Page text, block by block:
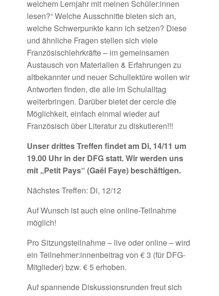
welchem Lernjahr mit meinen Schüler:innen
lesen?“ Welche Ausschnitte bieten sich an,
welche Schwerpunkte kann ich setzen? Diese
und ähnliche Fragen stellen sich viele
Französischlehrkräfte– im gemeinsamen
Austausch von Materialien & Erfahrungen zu
altbekannter und neuer Schullektüre wollen wir
Antworten finden, die alle im Schulalltag
weiterbringen. Darüber bietet dercercledie
Möglichkeit, einfach einmal wieder auf
Französisch über Literatur zu diskutieren!!!
Unser drittes Treffen findet am Di, 14/11 um
19.00 Uhr in der DFG statt.Wir werden uns
mit „Petit Pays“ (Gaël Faye) beschäftigen.
Nächstes Treffen: Di, 12/12
Auf Wunsch ist auch eine online-Teilnahme
möglich!
Pro Sitzungsteilnahme – liveoderonline– wird
ein Teilnehmer:innenbeitrag von € 3 (für DFG-
Mitglieder) bzw. € 5 erhoben.
Auf spannende Diskussionsrunden freut sich